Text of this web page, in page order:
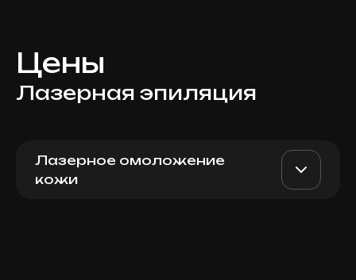
Цены
Лазерная эпиляция
Лазерное омоложение
кожи